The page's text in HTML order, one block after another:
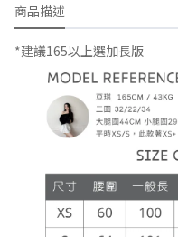
商品描述
*建議165以上選加長版